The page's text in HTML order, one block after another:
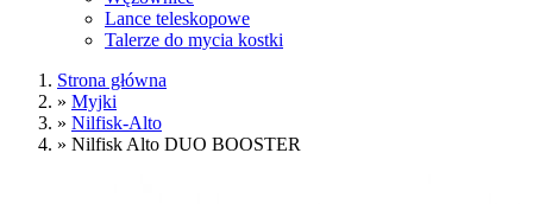
Lance teleskopowe
Talerze do mycia kostki
Strona główna
» Myjki
» Nilfisk-Alto
» Nilfisk Alto DUO BOOSTER